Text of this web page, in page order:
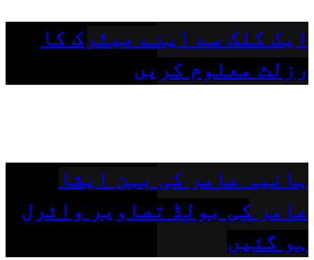
ایک کلک سے اپنے میٹرک کا
رزلٹ معلوم کریں
ہانیہ عامر کی بہن ایشا
عامر کی بولڈ تصاویر وائرل
ہو گئیں